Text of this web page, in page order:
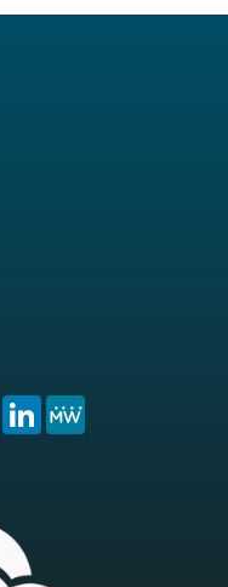
Pinterest
LinkedIn